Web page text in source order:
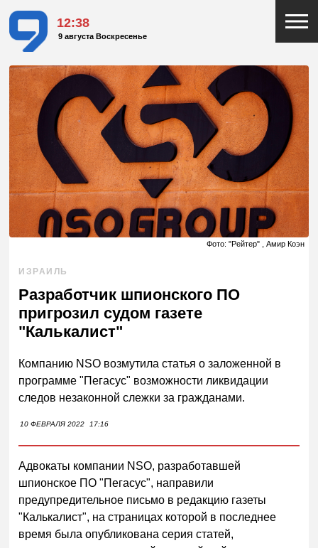
12:38
9 августа Воскресенье
Фото: "Рейтер" , Амир Коэн
ИЗРАИЛЬ
Разработчик шпионского ПО
пригрозил судом газете
"Калькалист"
Компанию NSO возмутила статья о заложенной в
программе "Пегасус" возможности ликвидации
следов незаконной слежки за гражданами.
10 ФЕВРАЛЯ 2022 17:16
Адвокаты компании NSO, разработавшей
шпионское ПО "Пегасус", направили
предупредительное письмо в редакцию газеты
"Калькалист", на страницах которой в последнее
время была опубликована серия статей,